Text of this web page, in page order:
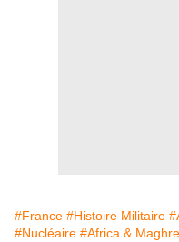
#France #Histoire Militaire
#Nucléaire #Africa &